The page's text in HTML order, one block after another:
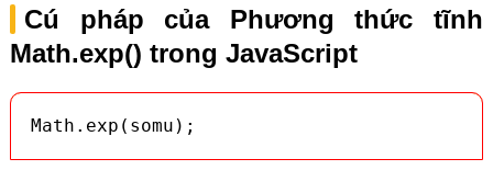
Cú pháp của Phương thức tĩnh
Math.exp() trong JavaScript
Math.exp(somu);